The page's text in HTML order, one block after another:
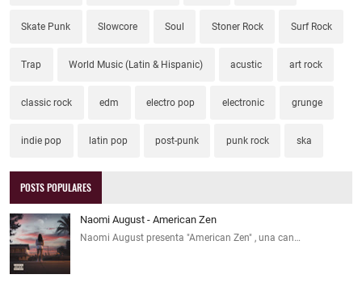
Skate Punk Slowcore Soul Stoner Rock Surf Rock
Trap World Music (Latin & Hispanic) acustic art rock
classic rock edm electro pop electronic grunge
indie pop latin pop post-punk punk rock ska
POSTS POPULARES
Naomi August - American Zen
Naomi August presenta "American Zen" , una can…